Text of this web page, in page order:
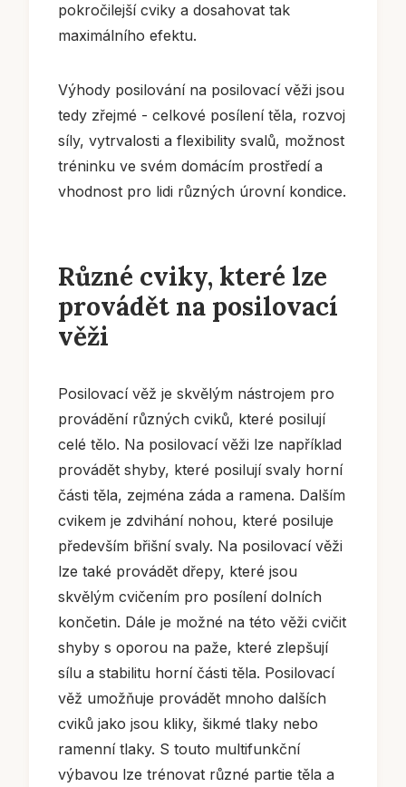
pokročilejší cviky a dosahovat tak
maximálního efektu.
Výhody posilování na posilovací věži jsou
tedy zřejmé - celkové posílení těla, rozvoj
síly, vytrvalosti a flexibility svalů, možnost
tréninku ve svém domácím prostředí a
vhodnost pro lidi různých úrovní kondice.
Různé cviky, které lze
provádět na posilovací
věži
Posilovací věž je skvělým nástrojem pro
provádění různých cviků, které posilují
celé tělo. Na posilovací věži lze například
provádět shyby, které posilují svaly horní
části těla, zejména záda a ramena. Dalším
cvikem je zdvihání nohou, které posiluje
především břišní svaly. Na posilovací věži
lze také provádět dřepy, které jsou
skvělým cvičením pro posílení dolních
končetin. Dále je možné na této věži cvičit
shyby s oporou na paže, které zlepšují
sílu a stabilitu horní části těla. Posilovací
věž umožňuje provádět mnoho dalších
cviků jako jsou kliky, šikmé tlaky nebo
ramenní tlaky. S touto multifunkční
výbavou lze trénovat různé partie těla a